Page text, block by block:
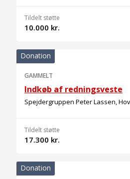
Tildelt støtte
10.000 kr.
Donation
GAMMELT
Indkøb af redningsveste
Spejdergruppen Peter Lassen,
Tildelt støtte
17.300 kr.
Donation